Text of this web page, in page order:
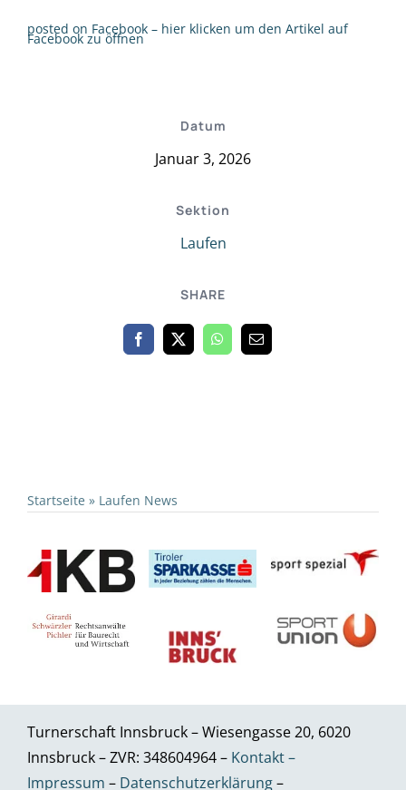
Datum
Januar 3, 2026
Sektion
Laufen
SHARE
posted on Facebook – hier klicken um den Artikel auf
Facebook zu öffnen
Startseite » Laufen News
Turnerschaft Innsbruck – Wiesengasse 20, 6020
Innsbruck – ZVR: 348604964 – Kontakt –
Impressum – Datenschutzerklärung–